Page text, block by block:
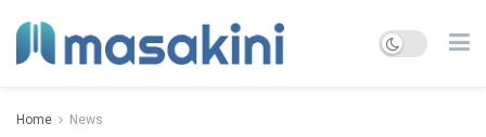
Home News